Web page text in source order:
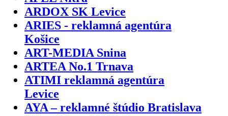
ARDOX SK Levice
ARIES - reklamná agentúra
Košice
ART-MEDIA Snina
ARTEA No.1 Trnava
ATIMI reklamná agentúra
Levice
AYA – reklamné štúdio Bratislava